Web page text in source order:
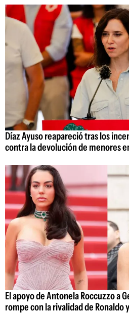
Díaz Ayuso reapareció tras los
contra la devolución de menores
El apoyo de Antonela Roccuzzo a
rompe con la rivalidad de Ronaldo